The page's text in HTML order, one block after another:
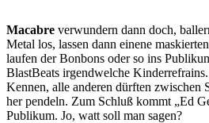
Macabre verwundern dann doch,
Metal los, lassen dann einene
laufen der Bonbons oder so ins
BlastBeats irgendwelche
Kennen, alle anderen dürften zwischen
her pendeln. Zum Schluß kommt „Ed
Publikum. Jo, watt soll man sagen?